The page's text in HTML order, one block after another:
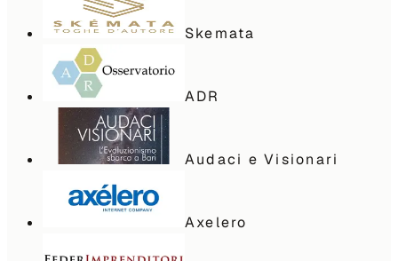
Skemata
ADR
Audaci e Visionari
Axelero